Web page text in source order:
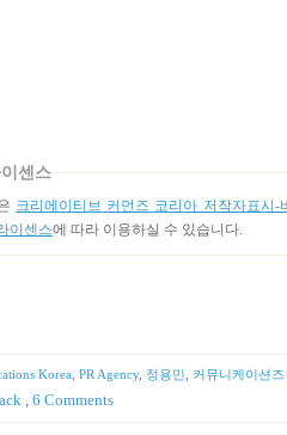
센스
크리에이티브 커먼즈 코리아 저작자표시-
이센스에 따라 이용하실 수 있습니다.
Korea, PR Agency, 정용민, 커뮤니케이션
6 Comments